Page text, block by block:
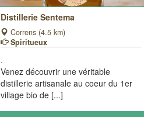
Distillerie Sentema
Correns (4.5 km)
Spiritueux
.
Venez découvrir une véritable
distillerie artisanale au coeur du 1er
village bio de [...]